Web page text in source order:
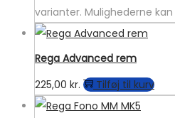
varianter. Mulighederne
Rega Advanced rem
225,00 kr. Tilføj til kurv